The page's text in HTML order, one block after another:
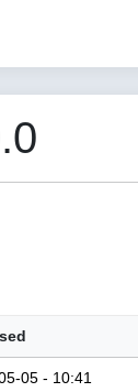
05 - 10:41